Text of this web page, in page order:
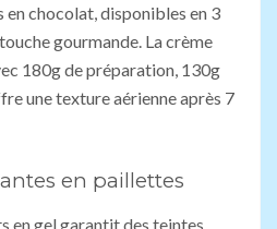
en chocolat, disponibles en 3
gourmande. La crème
180g de préparation, 130g
une texture aérienne après 7
en paillettes
en gel garantit des teintes